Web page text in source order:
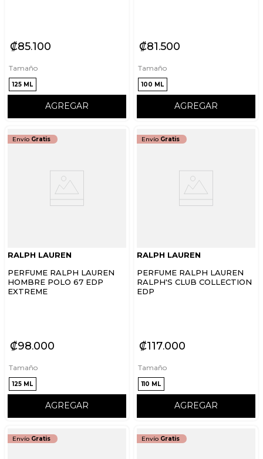
₡85100
Tamaño
125 ML
AGREGAR
₡81 500
Tamaño
100 ML
AGREGAR
Envío Gratis
RALPH LAUREN
PERFUME RALPH LAUREN
HOMBRE POLO 67 EDP
EXTREME
₡98 000
Tamaño
125 ML
AGREGAR
Envío Gratis
RALPH LAUREN
PERFUME RALPH LAUREN
RALPH'S CLUB COLLECTION
EDP
₡117000
Tamaño
110 ML
AGREGAR
Envío Gratis Envío Gratis